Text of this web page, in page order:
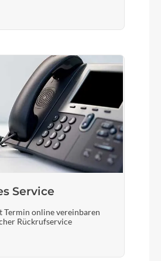
Service
Termin online vereinbaren
Rückrufservice